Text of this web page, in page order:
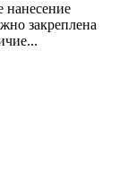
нанесение
закреплена